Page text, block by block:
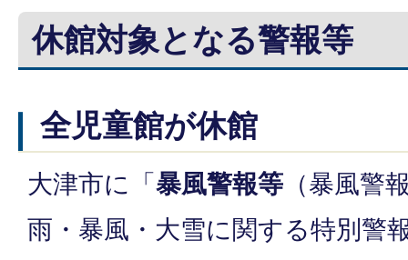
休館対象となる警報等
全児童館が休館
大津市に「 暴風警報等 （暴風警
雨・暴風・大雪に関する特別警